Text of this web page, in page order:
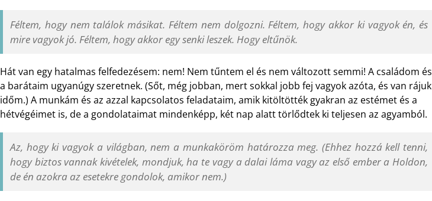
Féltem, hogy nem találok másikat. Féltem nem dolgozni. Féltem, hogy akkor ki vagyok én, és
mire vagyok jó. Féltem, hogy akkor egy senki leszek. Hogy eltűnök.
Hát van egy hatalmas felfedezésem: nem! Nem tűntem el és nem változott semmi! A családom és
a barátaim ugyanúgy szeretnek. (Sőt, még jobban, mert sokkal jobb fej vagyok azóta, és van rájuk
időm.) A munkám és az azzal kapcsolatos feladataim, amik kitöltötték gyakran az estémet és a
hétvégéimet is, de a gondolataimat mindenképp, két nap alatt törlődtek ki teljesen az agyamból.
Az, hogy ki vagyok a világban, nem a munkaköröm határozza meg. (Ehhez hozzá kell tenni,
hogy biztos vannak kivételek, mondjuk, ha te vagy a dalai láma vagy az első ember a Holdon,
de én azokra az esetekre gondolok, amikor nem.)